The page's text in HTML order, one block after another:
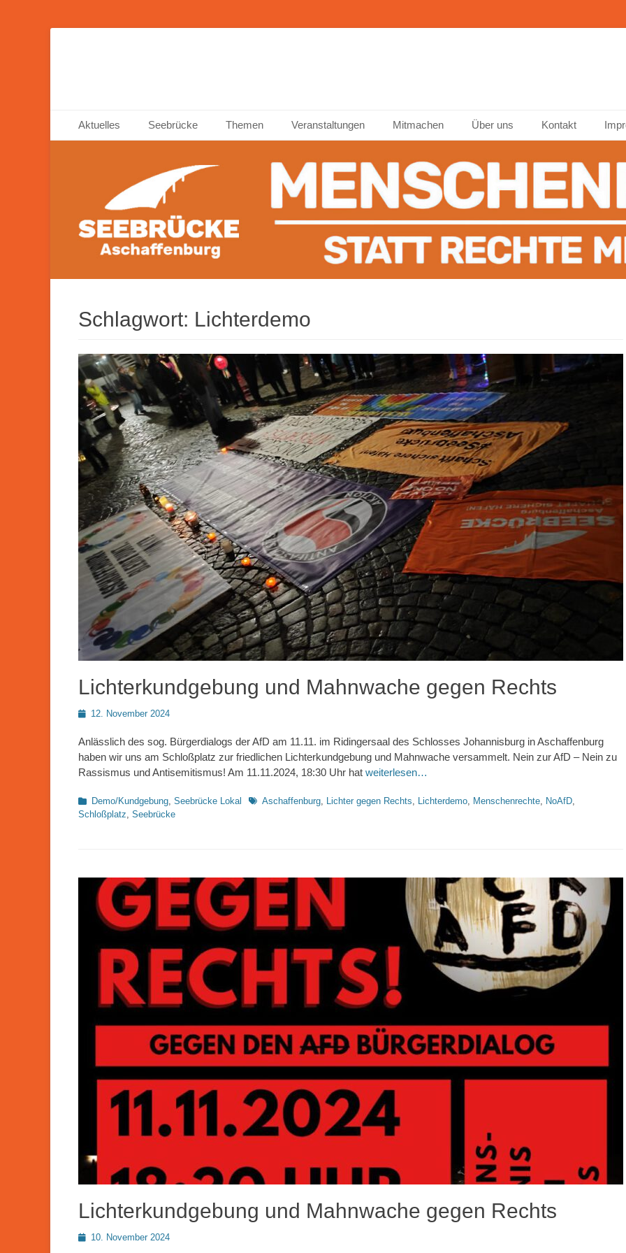
Primäres Menü
Inhalt
Aktuelles Seebrücke Themen Veranstaltungen Mitmachen Über uns Kontakt
Schlagwort: Lichterdemo
Lichterkundgebung und Mahnwache gegen Rechts
Posted12. November 2024
Anlässlich des sog. Bürgerdialogs der AfD am 11.11. im Ridingersaal des Schlosses Johannisburg in Aschaffenburg
haben wir uns am Schloßplatz zur friedlichen Lichterkundgebung und Mahnwache versammelt. Nein zur AfD – Nein zu
Rassismus und Antisemitismus! Am 11.11.2024, 18:30 Uhr hat weiterlesen…
Kategorien
Demo/Kundgebung, Seebrücke Lokal Schlagworte
Aschaffenburg, Lichter gegen Rechts, Lichterdemo, Menschenrechte, NoAfD,
Schloßplatz, Seebrücke
Lichterkundgebung und Mahnwache gegen Rechts
Posted10. November 2024